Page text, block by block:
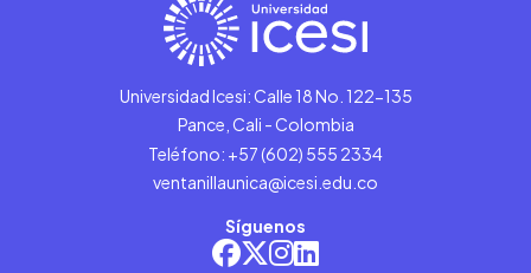
Universidad Icesi: Calle 18 No. 122-135
Pance, Cali - Colombia
Teléfono: +57 (602) 555 2334
ventanillaunica@icesi.edu.co
Síguenos